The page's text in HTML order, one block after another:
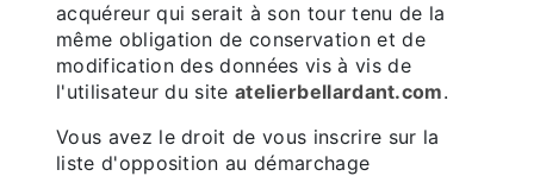
acquéreur qui serait à son tour tenu de la
même obligation de conservation et de
modification des données vis à vis de
l'utilisateur du siteatelierbellardant.com.
Vous avez le droit de vous inscrire sur la
liste d'opposition au démarchage